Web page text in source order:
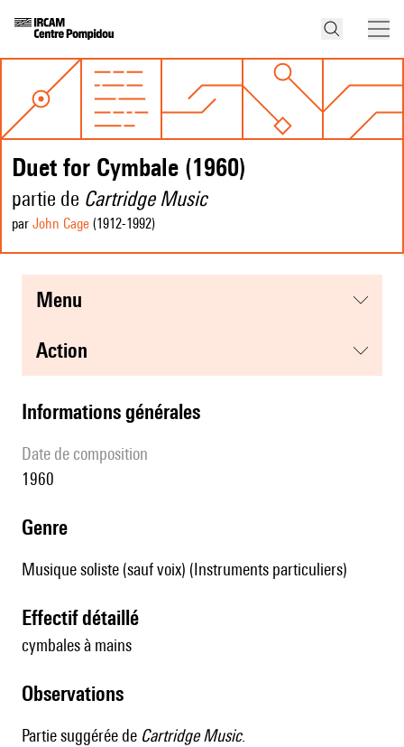
Duet for Cymbale (1960)
partie de Cartridge Music
par John Cage (1912-1992)
menu
action
informations générales
date de composition
1960
genre
Musique soliste (sauf voix) (Instruments particuliers)
effectif détaillé
cymbales à mains
observations
Partie suggérée de Cartridge Music.